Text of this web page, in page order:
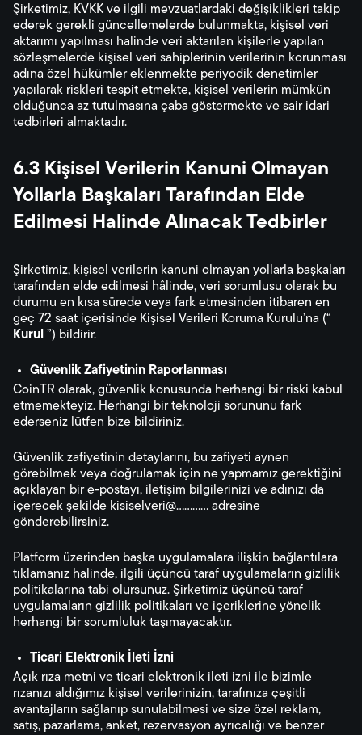
Şirketimiz, KVKK ve ilgili mevzuatlardaki değişiklikleri takip
ederek gerekli güncellemelerde bulunmakta, kişisel veri
aktarımı yapılması halinde veri aktarılan kişilerle yapılan
sözleşmelerde kişisel veri sahiplerinin verilerinin korunması
adına özel hükümler eklenmekte periyodik denetimler
yapılarak riskleri tespit etmekte, kişisel verilerin mümkün
olduğunca az tutulmasına çaba göstermekte ve sair idari
tedbirleri almaktadır.
6.3 Kişisel Verilerin Kanuni Olmayan
Yollarla Başkaları Tarafından Elde
Edilmesi Halinde Alınacak Tedbirler
Şirketimiz, kişisel verilerin kanuni olmayan yollarla başkaları
tarafından elde edilmesi hâlinde, veri sorumlusu olarak bu
durumu en kısa sürede veya fark etmesinden itibaren en
geç 72 saat içerisinde Kişisel Verileri Koruma Kurulu’na (“
Kurul ”) bildirir.
Güvenlik Zafiyetinin Raporlanması
CoinTR olarak, güvenlik konusunda herhangi bir riski kabul
etmemekteyiz. Herhangi bir teknoloji sorununu fark
ederseniz lütfen bize bildiriniz.
Güvenlik zafiyetinin detaylarını, bu zafiyeti aynen
görebilmek veya doğrulamak için ne yapmamız gerektiğini
açıklayan bir e-postayı, iletişim bilgilerinizi ve adınızı da
içerecek şekilde kisiselveri@............ adresine
gönderebilirsiniz.
Platform üzerinden başka uygulamalara ilişkin bağlantılara
tıklamanız halinde, ilgili üçüncü taraf uygulamaların gizlilik
politikalarına tabi olursunuz. Şirketimiz üçüncü taraf
uygulamaların gizlilik politikaları ve içeriklerine yönelik
herhangi bir sorumluluk taşımayacaktır.
Ticari Elektronik İleti İzni
Açık rıza metni ve ticari elektronik ileti izni ile bizimle
rızanızı aldığımız kişisel verilerinizin, tarafınıza çeşitli
avantajların sağlanıp sunulabilmesi ve size özel reklam,
satış, pazarlama, anket, rezervasyon ayrıcalığı ve benzer